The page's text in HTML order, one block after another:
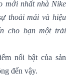
mới nhất nhà Nike
thoải mái và hiệu
cho bạn một trải
nổi bật của sản
đến vậy.